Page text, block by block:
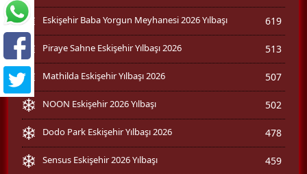
Eskişehir Baba Yorgun Meyhanesi 2026 Yılbaşı 619
Piraye Sahne Eskişehir Yılbaşı 2026 513
Mathilda Eskişehir Yılbaşı 2026 507
NOON Eskişehir 2026 Yılbaşı 502
Dodo Park Eskişehir Yılbaşı 2026 478
Sensus Eskişehir 2026 Yılbaşı 459